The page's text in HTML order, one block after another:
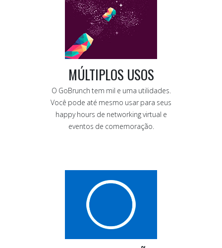
MÚLTIPLOS USOS
O GoBrunch tem mil e uma utilidades.
Você pode até mesmo usar para seus
happy hours de networking virtual e
eventos de comemoração.